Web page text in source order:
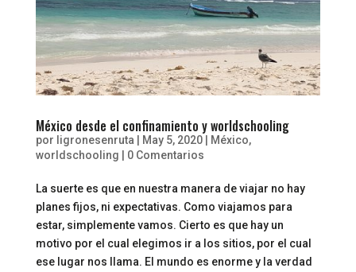
México desde el confinamiento y worldschooling
por ligronesenruta May 5, 2020| México,
worldschooling
0 Comentarios
La suerte es que en nuestra manera de viajar no hay
planes fijos, ni expectativas. Como viajamos para
estar, simplemente vamos. Cierto es que hay un
motivo por el cual elegimos ir a los sitios, por el cual
ese lugar nos llama. El mundo es enorme y la verdad